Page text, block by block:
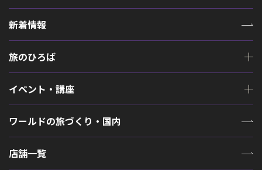
新着情報
旅のひろば
イベント・講座
ワールドの旅づくり・国内
店舗一覧